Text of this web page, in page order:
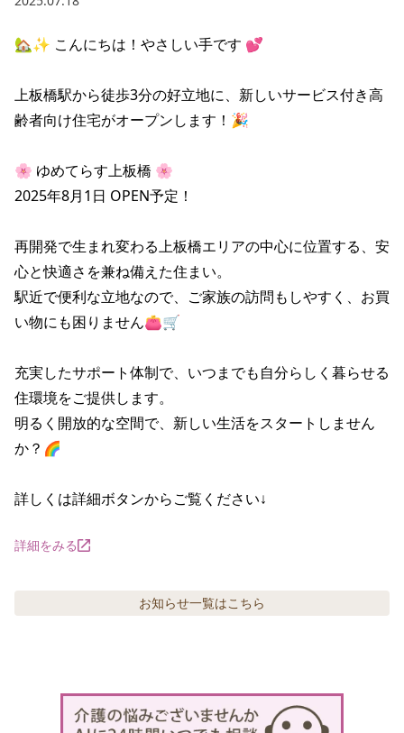
🏡✨ こんにちは！やさしい手です 💕
上板橋駅から徒歩3分の好立地に、新しいサービス付き高
齢者向け住宅がオープンします！🎉
🌸 ゆめてらす上板橋 🌸
2025年8月1日 OPEN予定！
再開発で生まれ変わる上板橋エリアの中心に位置する、安
心と快適さを兼ね備えた住まい。
駅近で便利な立地なので、ご家族の訪問もしやすく、お買
い物にも困りません👛🛒
充実したサポート体制で、いつまでも自分らしく暮らせる
住環境をご提供します。
明るく開放的な空間で、新しい生活をスタートしません
か？🌈
詳しくは詳細ボタンからご覧ください↓
詳細をみる
お知らせ一覧はこちら